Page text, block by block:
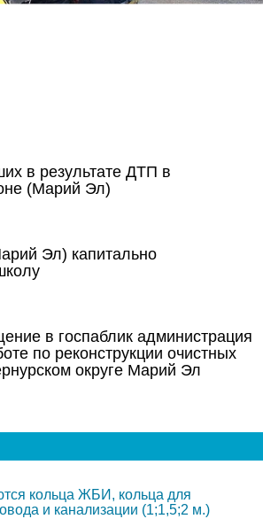
в результате ДТП в
(Марий Эл)
Эл) капитально
в госпаблик администрация
по реконструкции очистных
округе Марий Эл
кольца ЖБИ, кольца для
и канализации (1;1,5;2 м.)